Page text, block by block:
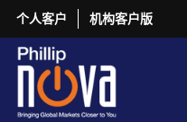
个人客户 机构客户版